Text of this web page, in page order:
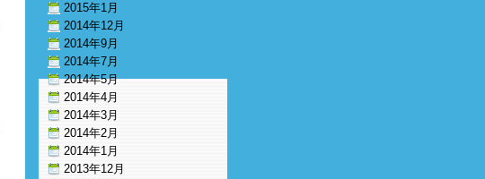
2015年1月
2014年12月
2014年9月
2014年7月
2014年5月
2014年4月
2014年3月
2014年2月
2014年1月
2013年12月